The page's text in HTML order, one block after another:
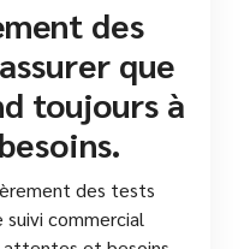
des
que
toujours à
des tests
commercial